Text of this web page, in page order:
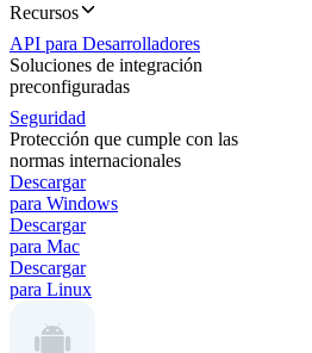
Recursos
API para Desarrolladores
Soluciones de integración
preconfiguradas
Seguridad
Protección que cumple con las
normas internacionales
Descargar
para Windows
Descargar
para Mac
Descargar
para Linux